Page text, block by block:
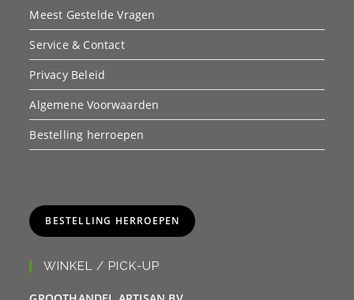
Meest Gestelde Vragen
Service & Contact
Privacy Beleid
Algemene Voorwaarden
Bestelling herroepen
BESTELLING HERROEPEN
WINKEL / PICK-UP